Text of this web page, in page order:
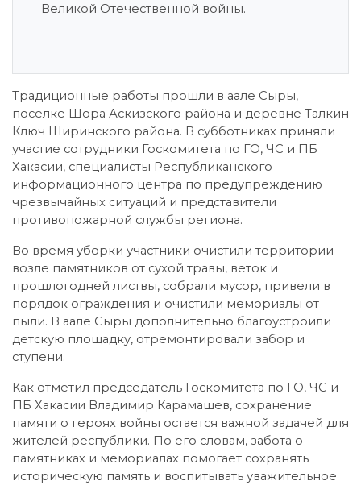
Великой Отечественной войны.
Традиционные работы прошли в аале Сыры,
поселке Шора Аскизского района и деревне Талкин
Ключ Ширинского района. В субботниках приняли
участие сотрудники Госкомитета по ГО, ЧС и ПБ
Хакасии, специалисты Республиканского
информационного центра по предупреждению
чрезвычайных ситуаций и представители
противопожарной службы региона.
Во время уборки участники очистили территории
возле памятников от сухой травы, веток и
прошлогодней листвы, собрали мусор, привели в
порядок ограждения и очистили мемориалы от
пыли. В аале Сыры дополнительно благоустроили
детскую площадку, отремонтировали забор и
ступени.
Как отметил председатель Госкомитета по ГО, ЧС и
ПБ Хакасии Владимир Карамашев, сохранение
памяти о героях войны остается важной задачей для
жителей республики. По его словам, забота о
памятниках и мемориалах помогает сохранять
историческую память и воспитывать уважительное